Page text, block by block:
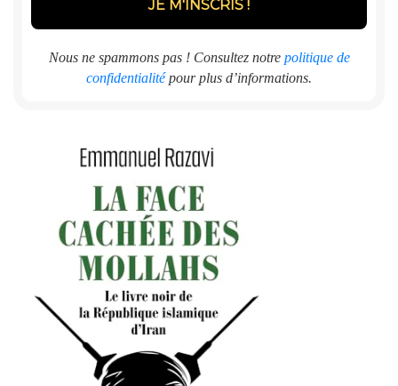
Nous ne spammons pas ! Consultez notre politique de
confidentialitépour plus d’informations.